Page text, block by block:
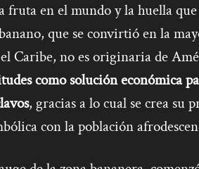
fruta en el mundo y la huella
que se convirtió en la
Caribe, no es originaria de
como solución económica
, gracias a lo cual se crea su
con la población